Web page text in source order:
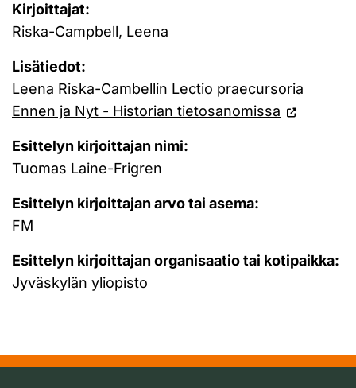
Kirjoittajat:
Riska-Campbell, Leena
Lisätiedot:
Leena Riska-Cambellin Lectio praecursoria
Ennen ja Nyt - Historian tietosanomissa
Esittelyn kirjoittajan nimi:
Tuomas Laine-Frigren
Esittelyn kirjoittajan arvo tai asema:
FM
Esittelyn kirjoittajan organisaatio tai kotipaikka:
Jyväskylän yliopisto